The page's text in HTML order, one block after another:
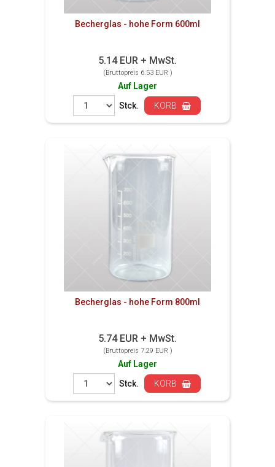
Becherglas - hohe Form 600ml
5.14 EUR + MwSt.
(Bruttopreis 6.53 EUR )
Auf Lager
Stck.
KORB
Becherglas - hohe Form 800ml
5.74 EUR + MwSt.
(Bruttopreis 7.29 EUR )
Auf Lager
Stck.
KORB